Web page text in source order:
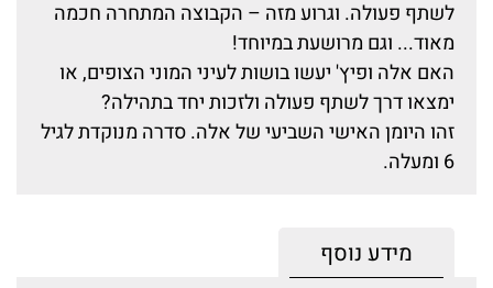
לשתף פעולה. וגרוע מזה – הקבוצה המתחרה חכמה
מאוד... וגם מרושעת במיוחד!
האם אלה ופיץ' יעשו בושות לעיני המוני הצופים, או
ימצאו דרך לשתף פעולה ולזכות יחד בתהילה?
זהו היומן האישי השביעי של אלה. סדרה מנוקדת לגיל
6 ומעלה.
מידע נוסף